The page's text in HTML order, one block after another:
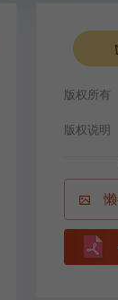
版权所有
版权说明